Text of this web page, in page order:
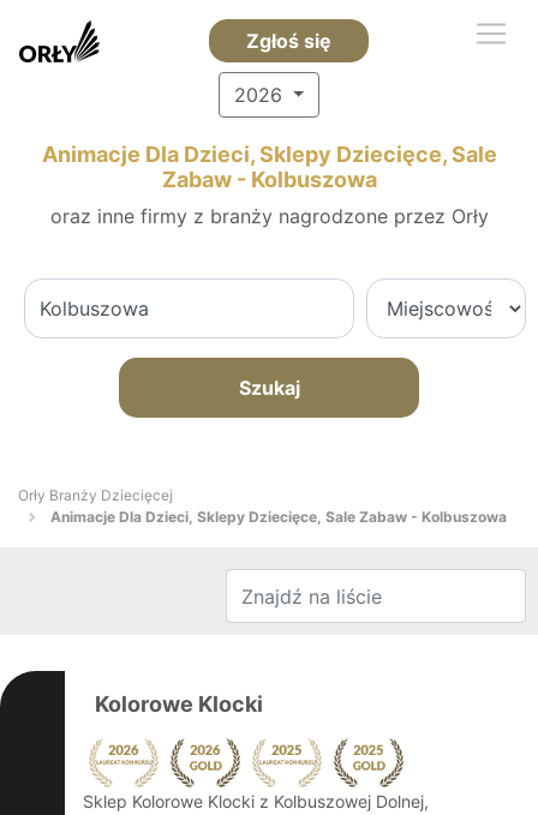
Zgłoś się
2026
Animacje Dla Dzieci, Sklepy Dziecięce, Sale
Zabaw - Kolbuszowa
oraz inne firmy z branży nagrodzone przez Orły
Szukaj
Orły Branży Dziecięcej
Animacje Dla Dzieci, Sklepy Dziecięce, Sale Zabaw - Kolbuszowa
Kolorowe Klocki
Sklep Kolorowe Klocki z Kolbuszowej Dolnej,